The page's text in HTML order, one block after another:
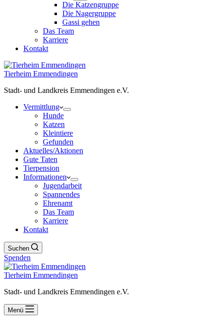
Die Katzengruppe
Die Nagergruppe
Gassi gehen
Das Team
Karriere
Kontakt
Tierheim Emmendingen
Stadt- und Landkreis Emmendingen e.V.
Vermittlung
Hunde
Katzen
Kleintiere
Gefunden
Aktuelles/Aktionen
Gute Taten
Tierpension
Informationen
Jugendarbeit
Spannendes
Ehrenamt
Das Team
Karriere
Kontakt
Suchen
Spenden
Tierheim Emmendingen
Stadt- und Landkreis Emmendingen e.V.
Menü